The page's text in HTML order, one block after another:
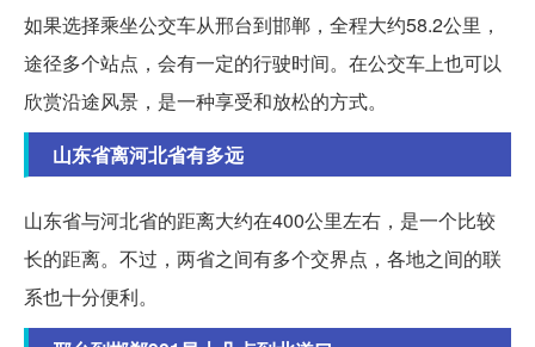
如果选择乘坐公交车从邢台到邯郸，全程大约58.2公里，
途径多个站点，会有一定的行驶时间。在公交车上也可以
欣赏沿途风景，是一种享受和放松的方式。
山东省离河北省有多远
山东省与河北省的距离大约在400公里左右，是一个比较
长的距离。不过，两省之间有多个交界点，各地之间的联
系也十分便利。